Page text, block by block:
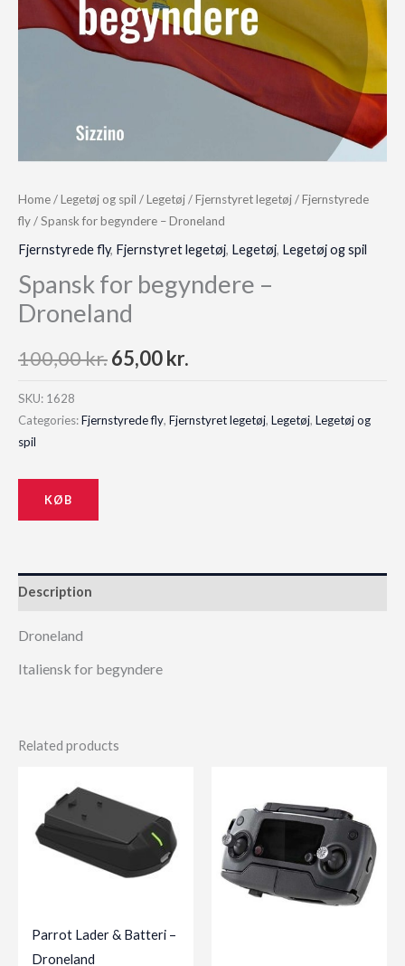
Home/Legetøj og spil /Legetøj/Fjernstyret legetøj/Fjernstyrede
fly/ Spansk for begyndere – Droneland
Fjernstyrede fly, Fjernstyret legetøj, Legetøj, Legetøj og spil
Spansk for begyndere –
Droneland
100,00kr.Original
was:
65,00kr.
is:
SKU: 1628
Categories:Fjernstyrede fly, Fjernstyret legetøj, Legetøj, Legetøj og
spil
KØB
Description
Droneland
Italiensk for begyndere
Related products
Parrot Lader & Batteri –
Droneland